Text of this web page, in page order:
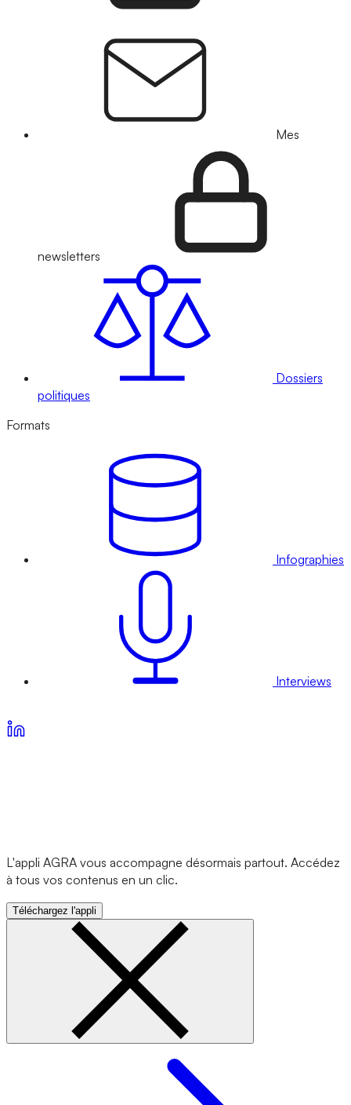
Mes
newsletters
Dossiers
politiques
Formats
Infographies
Interviews
L'appli AGRA vous accompagne désormais partout. Accédez
à tous vos contenus en un clic.
Téléchargez l'appli